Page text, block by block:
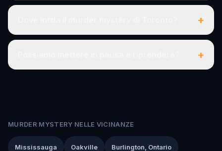
+
+
MURDER MYSTERY NELLE VICINANZE
Mississauga Oakville Burlington, Ontario